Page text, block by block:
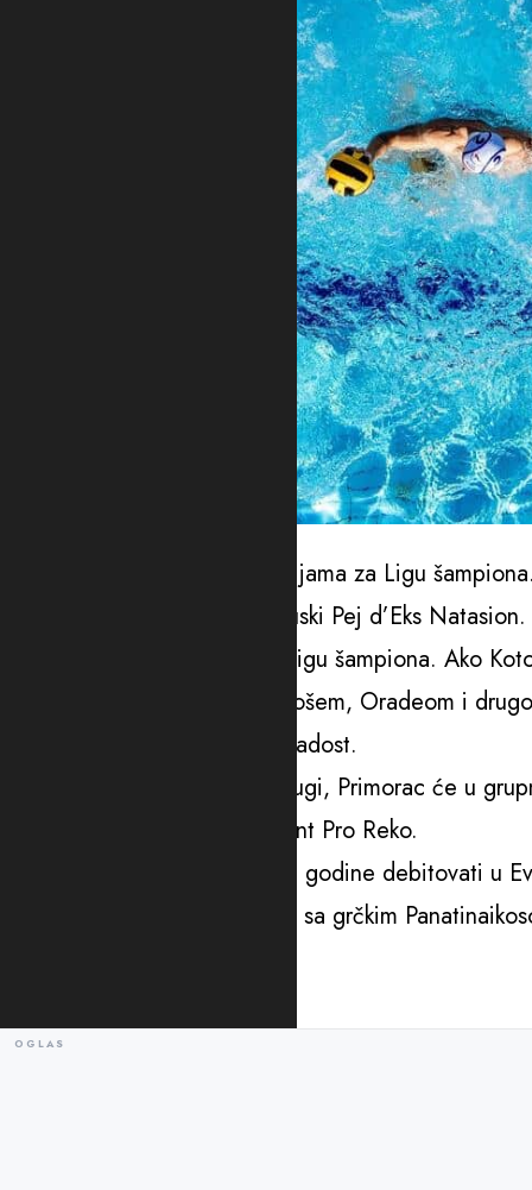
Primorac će igrati u kvalifikacijama za Ligu
Beograd, Steaua, kao i francuski Pej d’Eks Natasion.
Dva tima iz grupe prolaze u Ligu šampiona. Ako
igrati u grupi C, sa Ferencvarošem, Oradeom i
nalaze Breša, Vuljagmeni i Mladost.
Ako u kvalifikacijama bude drugi, Primorac će u
splitski Jadran i italijanski gigant Pro Reko.
Podgorička Budućnost će ove godine debitovati u
Podgoričani se nalaze u grupi sa grčkim